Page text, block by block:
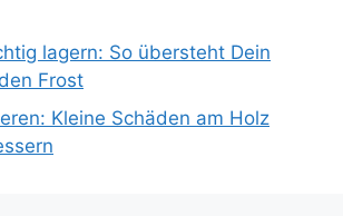
lagern: So übersteht Dein
Frost
Kleine Schäden am Holz